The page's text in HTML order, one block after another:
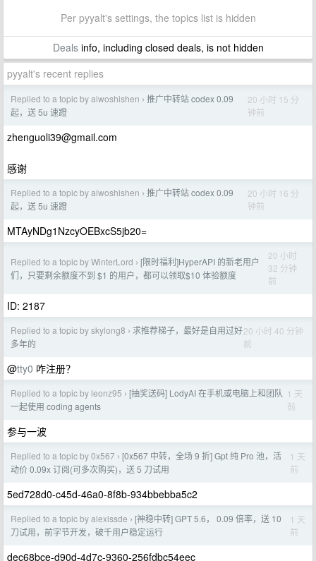
Per pyyalt's settings, the topics list is hidden
Dealsinfo, including closed deals, is not hidden
pyyalt's recent replies
Replied to a topic by aiwoshishen › 推广中转站 codex 0.09
起，送 5u 速蹬
20 小时 15 分
钟前
zhenguoli39@gmail.com
感谢
Replied to a topic by aiwoshishen › 推广中转站 codex 0.09
起，送 5u 速蹬
20 小时 16 分
钟前
MTAyNDg1NzcyOEBxcS5jb20=
Replied to a topic by WinterLord › [限时福利]HyperAPI 的新老用户
们，只要剩余额度不到 $1 的用户，都可以领取$10 体验额度
20 小时
32 分钟
前
ID: 2187
Replied to a topic by skylong8 › 求推荐梯子，最好是自用过好
多年的
20 小时 40 分钟
前
@tty0 咋注册？
Replied to a topic by leonz95 › [抽奖送码] LodyAI 在手机或电脑上和团队
一起使用 coding agents
1 天
前
参与一波
Replied to a topic by 0x567 › [0x567 中转，全场 9 折] Gpt 纯 Pro 池，活
动价 0.09x 订阅(可多次购买)，送 5 刀试用
1 天
前
5ed728d0-c45d-46a0-8f8b-934bbebba5c2
Replied to a topic by alexissde › [神稳中转] GPT 5.6， 0.09 倍率，送 10
刀试用，前字节开发，破千用户稳定运行
1 天
前
dec68bce-d90d-4d7c-9360-256fdbc54eec